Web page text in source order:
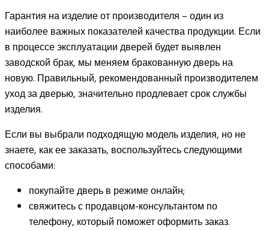
Гарантия на изделие от производителя – один из
наиболее важных показателей качества продукции. Если
в процессе эксплуатации дверей будет выявлен
заводской брак, мы меняем бракованную дверь на
новую. Правильный, рекомендованный производителем
уход за дверью, значительно продлевает срок службы
изделия.
Если вы выбрали подходящую модель изделия, но не
знаете, как ее заказать, воспользуйтесь следующими
способами:
покупайте дверь в режиме онлайн;
свяжитесь с продавцом-консультантом по
телефону, который поможет оформить заказ.